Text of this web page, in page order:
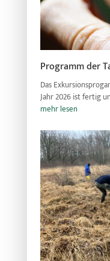
Programm der
Das
Jahr 2026 ist fertig
mehr lesen